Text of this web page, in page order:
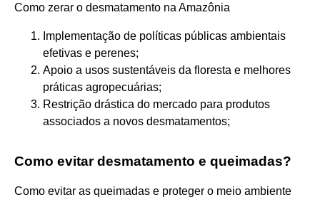
Como zerar o desmatamento na Amazônia
Implementação de políticas públicas ambientais
efetivas e perenes;
Apoio a usos sustentáveis da floresta e melhores
práticas agropecuárias;
Restrição drástica do mercado para produtos
associados a novos desmatamentos;
Como evitar desmatamento e queimadas?
Como evitar as queimadas e proteger o meio ambiente